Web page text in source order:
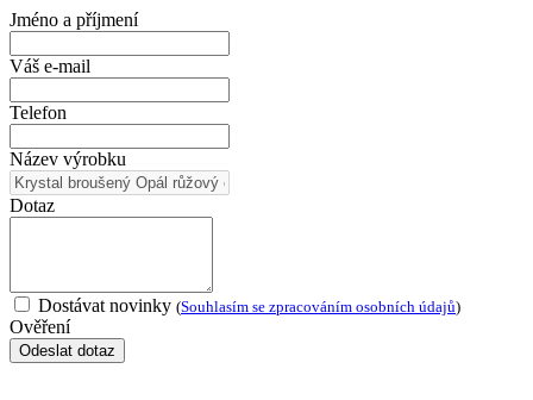
Jméno a příjmení
Váš e-mail
Telefon
Název výrobku
Dotaz
Dostávat novinky (Souhlasím se zpracováním osobních údajů)
Ověření